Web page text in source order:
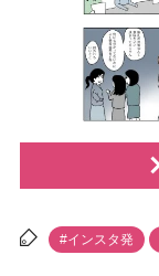
#インスタ発